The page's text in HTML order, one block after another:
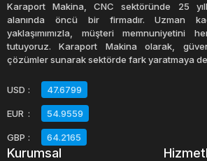
ile de birçok kişinin tercih ettiği
Tost makineleri, farklı boyut, şekil ve
değiştirilebilir plakalar ile birlikte gelir.
makinesi hem tost hem de sandviç
kullanılabilir.
Karaport Makina, CNC sektöründe 25
alanında öncü bir firmadır. Uzman
yaklaşımımızla, müşteri memnuniyetini
tutuyoruz. Karaport Makina olarak,
çözümler sunarak sektörde fark yaratmaya
USD : 47.6799
EUR : 54.9559
GBP : 64.2165
Kurumsal